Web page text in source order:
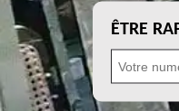
ÊTRE